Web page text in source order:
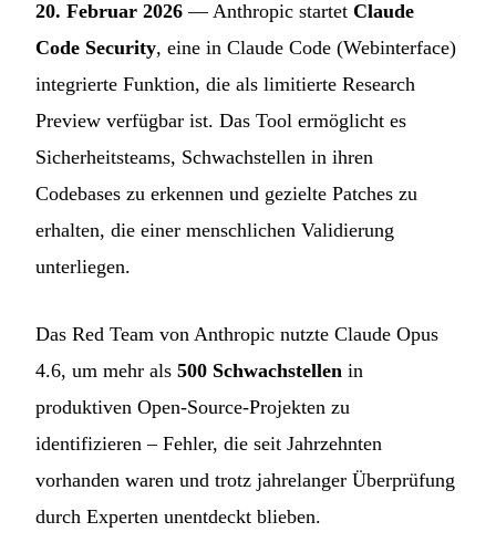
20. Februar 2026 — Anthropic startet Claude
Code Security, eine in Claude Code (Webinterface)
integrierte Funktion, die als limitierte Research
Preview verfügbar ist. Das Tool ermöglicht es
Sicherheitsteams, Schwachstellen in ihren
Codebases zu erkennen und gezielte Patches zu
erhalten, die einer menschlichen Validierung
unterliegen.
Das Red Team von Anthropic nutzte Claude Opus
4.6, um mehr als 500 Schwachstellen in
produktiven Open-Source-Projekten zu
identifizieren – Fehler, die seit Jahrzehnten
vorhanden waren und trotz jahrelanger Überprüfung
durch Experten unentdeckt blieben.